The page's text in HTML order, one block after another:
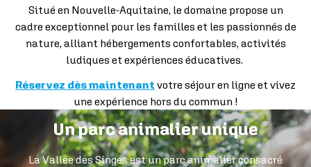
Situé en Nouvelle-Aquitaine, le domaine propose un
cadre exceptionnel pour les familles et les passionnés de
nature, alliant hébergements confortables, activités
ludiques et expériences éducatives.
Réservez dès maintenant votre séjour en ligne et vivez
une expérience hors du commun !
Un parc animalier unique
La Vallée des Singes est un parc animalier consacré